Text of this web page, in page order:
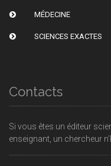
MÉDECINE
SCIENCES EXACTES
Contacts
Si vous êtes un éditeur
enseignant, un chercheur